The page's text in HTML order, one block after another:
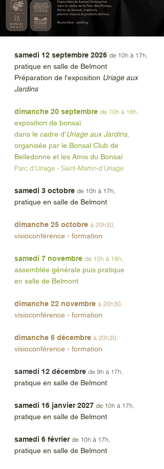
samedi 12 septembre 2026 de 10h à 17h,
pratique en salle de Belmont
Préparation de l'exposition Uriage aux
Jardins
dimanche 20 septembre de 10h à 18h,
exposition de bonsaï
dans le cadre d'Uriage aux Jardins,
organisée par le Bonsaï Club de
Belledonne et les Amis du Bonsaï
Parc d'Uriage - Saint-Martin-d'Uriage
samedi 3 octobre de 10h à 17h,
pratique en salle de Belmont
dimanche 25 octobre à 20h30,
visioconférence - formation
samedi 7 novembre de 10h à 18h,
assemblée générale puis pratique
en salle de Belmont
dimanche 22 novembre à 20h30,
visioconférence - formation
dimanche 6 décembre à 20h30,
visioconférence - formation
samedi 12 décembre de 9h à 17h,
pratique en salle de Belmont
samedi 16 janvier 2027 de 10h à 17h,
pratique en salle de Belmont
samedi 6 février de 10h à 17h,
pratique en salle de Belmont